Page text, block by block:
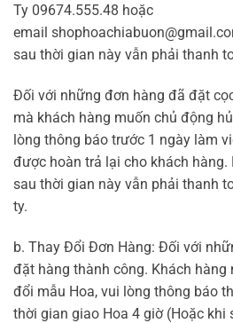
Ty 09674.555.48 hoặc
email
sau thời gian này vẫn phải thanh
Đối với những đơn hàng đã đặt
mà khách hàng muốn chủ động
lòng thông báo trước 1 ngày làm
được hoàn trả lại cho khách
sau thời gian này vẫn phải thanh
ty.
b. Thay Đổi Đơn Hàng: Đối với
đặt hàng thành công. Khách
đổi mẫu Hoa, vui lòng thông báo
thời gian giao Hoa 4 giờ (Hoặc khi